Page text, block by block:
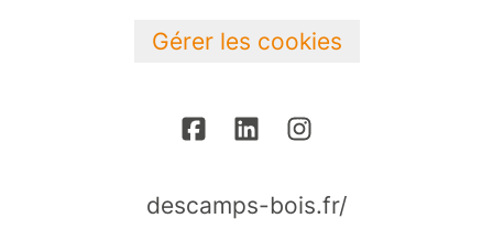
Gérer les cookies
descamps-bois.fr/